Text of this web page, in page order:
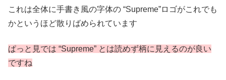
これは全体に手書き風の字体の “Supreme”ロゴがこれでも
かというほど散りばめられています
ぱっと見では “Supreme” とは読めず柄に見えるのが良い
ですね